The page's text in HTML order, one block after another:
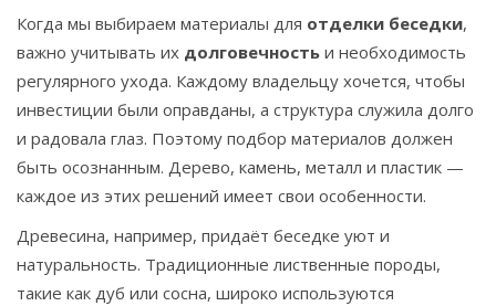
Когда мы выбираем материалы для отделки беседки,
важно учитывать их долговечность и необходимость
регулярного ухода. Каждому владельцу хочется, чтобы
инвестиции были оправданы, а структура служила долго
и радовала глаз. Поэтому подбор материалов должен
быть осознанным. Дерево, камень, металл и пластик —
каждое из этих решений имеет свои особенности.
Древесина, например, придаёт беседке уют и
натуральность. Традиционные лиственные породы,
такие как дуб или сосна, широко используются